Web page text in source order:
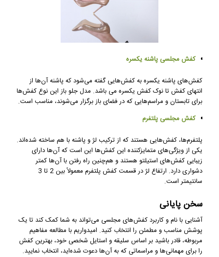
کفش مجلسی پاشنه یکسره
کفش‌های پاشنه یکسره به کفش‌هایی گفته می‌شود که پاشنه آن‌ها از
انتهای کفش تا نوک کفش یکسره می باشد. مدل جلو باز این نوع کفش‌ها
برای تابستان و مراسم‌هایی که در فضای باز برگزار می‌شوند، مناسب است.
کفش مجلسی پلتفرم
پلتفرم‌ها، کفش‌هایی هستند که از ترکیب لژ و پاشنه با هم ساخته شده‌اند.
یکی از ویژگی‌های متمایزکننده این کفش‌ها این است که آن‌ها دارای
زیبایی کفش‌های استیلتو هستند و هم‌چنین راه رفتن با آن‌ها کمتر
دشواری دارد. ارتفاع لژ در قسمت کفش پلتفرم معمولاً بین 2 تا 3
سانتیمتر است.
سخن پایانی
آشنایی با نام و کاربرد کفش‌های مجلسی می‌تواند به شما کمک کند تا یک
پوشش مناسب و مطمئن را انتخاب کنید. امیدواریم با مطالعه مفاهیم
مربوطه، قادر باشید بر اساس سلیقه و استایل شخصی خود، بهترین کفش
را برای مهمانی‌ها و مراسماتی که به آن‌ها دعوت شده‌اید، انتخاب نمایید.